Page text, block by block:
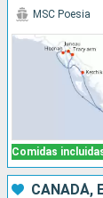
Comidas
MSC Poesia
CANADÁ,